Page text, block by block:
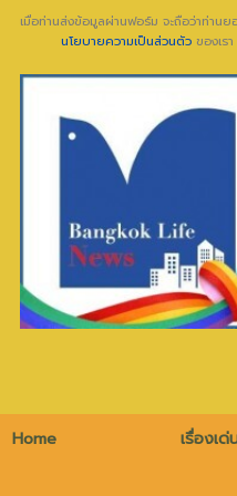
เมื่อท่านส่งข้อมูลผ่านฟอร์ม จะถือว่าท่านย
นโยบายความเป็นส่วนตัว ของเรา
Home เรื่องเ